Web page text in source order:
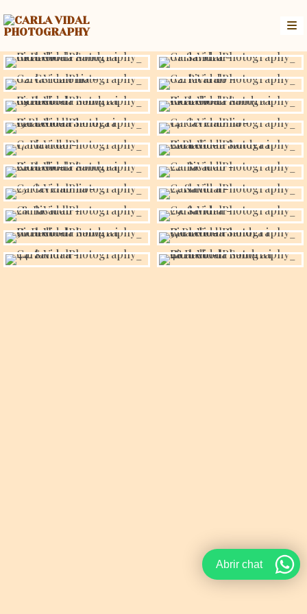
Abrir chat